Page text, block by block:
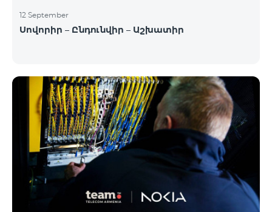
12 September
Սովորիր – Ընդունվիր – Աշխատիր